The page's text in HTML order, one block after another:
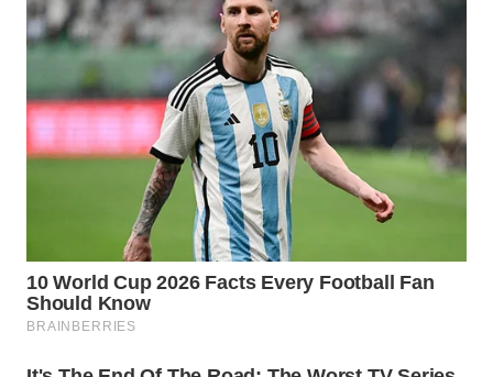
WN
KUNINGAN
WN
MAJALENGKA
WN
SUKABUMI